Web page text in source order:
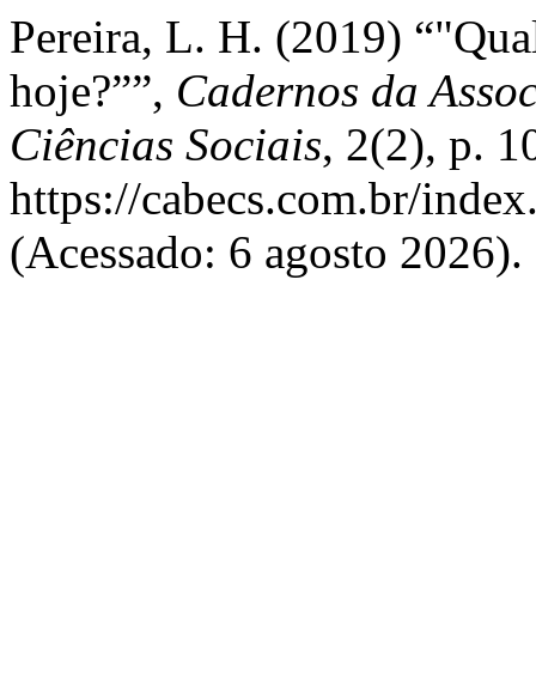
Pereira, L. H. (2019)
hoje?””, Cadernos da
Ciências Sociais, 2(2), p.
https://cabecs.com.br/
(Acessado: 6 agosto 2026).